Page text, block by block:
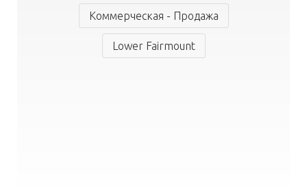
Коммерческая - Продажа
Lower Fairmount